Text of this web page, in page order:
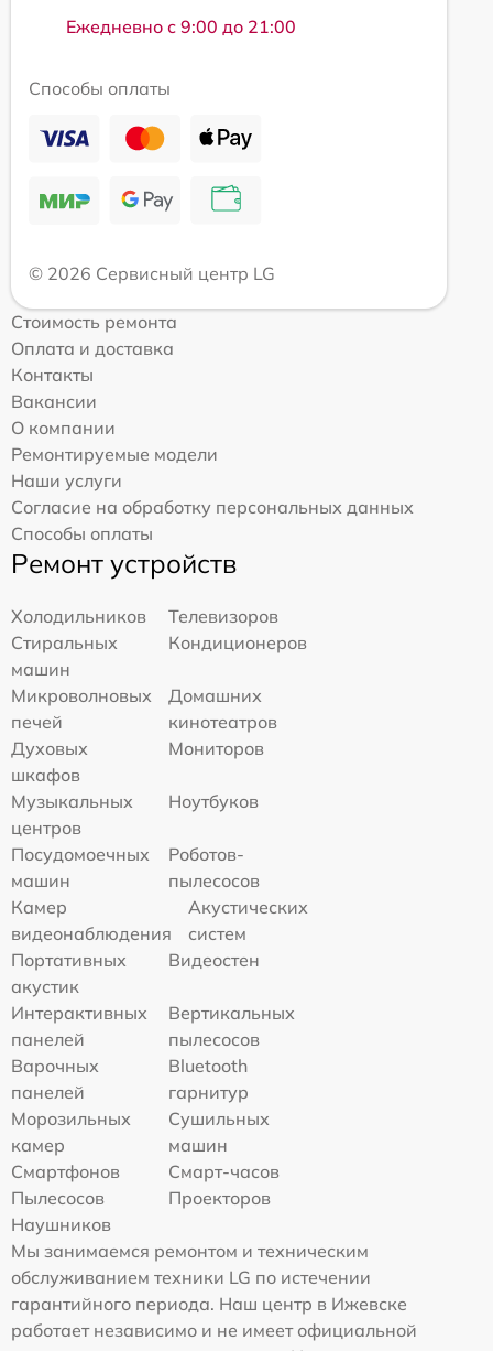
Ежедневно с 9:00 до 21:00
Способы оплаты
© 2026 Сервисный центр LG
Стоимость ремонта
Оплата и доставка
Контакты
Вакансии
О компании
Ремонтируемые модели
Наши услуги
Согласие на обработку персональных данных
Способы оплаты
Ремонт устройств
Холодильников
Телевизоров
Стиральных
машин
Кондиционеров
Микроволновых
печей
Домашних
кинотеатров
Духовых
шкафов
Мониторов
Музыкальных
центров
Ноутбуков
Посудомоечных
машин
Роботов-
пылесосов
Камер
видеонаблюдения
Акустических
систем
Портативных
акустик
Видеостен
Интерактивных
панелей
Вертикальных
пылесосов
Варочных
панелей
Bluetooth
гарнитур
Морозильных
камер
Сушильных
машин
Смартфонов
Смарт-часов
Пылесосов
Проекторов
Наушников
Мы занимаемся ремонтом и техническим
обслуживанием техники LG по истечении
гарантийного периода. Наш центр в Ижевске
работает независимо и не имеет официальной